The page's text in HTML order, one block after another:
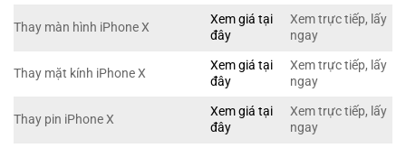
Thay màn hình iPhone X
Xem giá tại
đây
Xem trực tiếp, lấy
ngay
Thay mặt kính iPhone X
Xem giá tại
đây
Xem trực tiếp, lấy
ngay
Thay pin iPhone X
Xem giá tại
đây
Xem trực tiếp, lấy
ngay